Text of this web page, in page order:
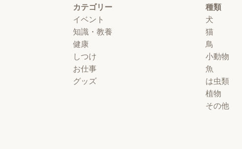
カテゴリー
イベント
知識・教養
健康
しつけ
お仕事
グッズ
種類
犬
猫
鳥
小動物
魚
は虫類
植物
その他